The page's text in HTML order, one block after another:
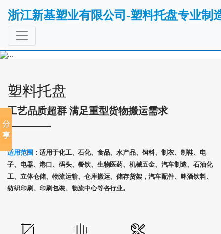
浙江新基塑业有限公司-塑料托盘专业制
塑料托盘
工艺品质超群 满足重型货物搬运需求
适用范围 ：适用于化工、石化、食品、水产品、饲料、制衣、制鞋、电
子、电器、港口、码头、餐饮、生物医药、机械五金、汽车制造、石油化
工、立体仓储、物流运输、仓库搬运、储存货架，汽车配件、啤酒饮料、
纺织印刷、印刷包装、物流中心等各行业。